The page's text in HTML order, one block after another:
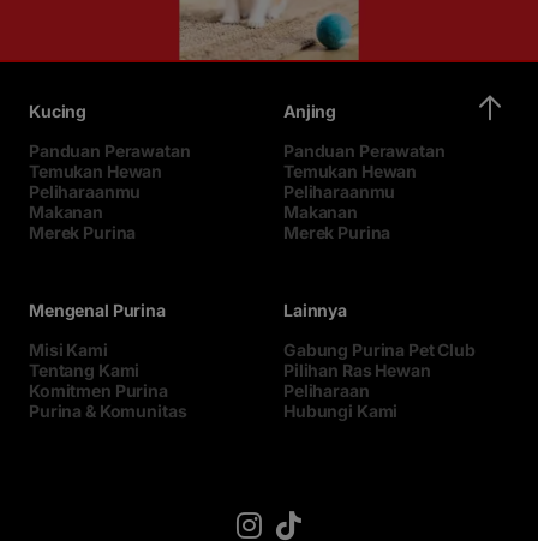
Kucing
Panduan Perawatan
Temukan Hewan
Peliharaanmu
Makanan
Merek Purina
Anjing
Panduan Perawatan
Temukan Hewan
Peliharaanmu
Makanan
Merek Purina
Mengenal Purina
Misi Kami
Tentang Kami
Komitmen Purina
Purina & Komunitas
Lainnya
Gabung Purina Pet Club
Pilihan Ras Hewan
Peliharaan
Hubungi Kami